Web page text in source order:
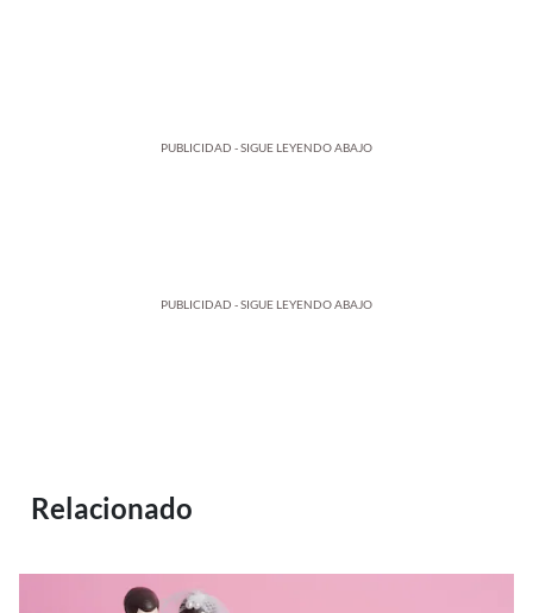
PUBLICIDAD - SIGUE LEYENDO ABAJO
PUBLICIDAD - SIGUE LEYENDO ABAJO
Relacionado